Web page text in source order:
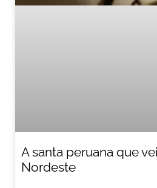
A santa peruana que
Nordeste